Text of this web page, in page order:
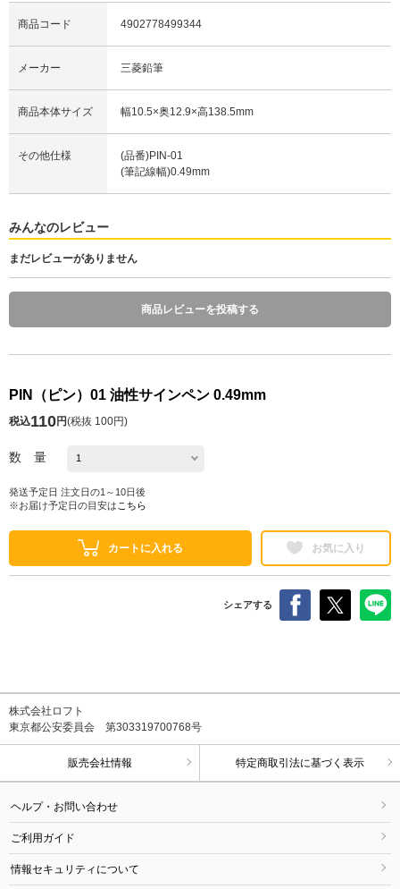
商品コード 4902778499344
メーカー 三菱鉛筆
商品本体サイズ 幅10.5×奥12.9×高138.5mm
その他仕様
(品番)PIN-01
(筆記線幅)0.49mm
みんなのレビュー
まだレビューがありません
商品レビューを投稿する
PIN（ピン）01 油性サインペン 0.49mm
税込110円(税抜 100円)
数 量
発送予定日 注文日の1～10日後
※お届け予定日の目安は こちら
カートに入れる お気に入り
シェアする
株式会社ロフト
東京都公安委員会 第303319700768号
販売会社情報 特定商取引法に基づく表示
ヘルプ・お問い合わせ
ご利用ガイド
情報セキュリティについて